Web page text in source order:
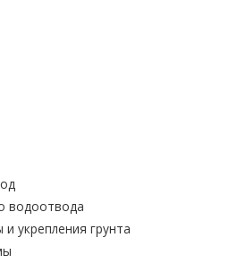
водоотвода
укрепления грунта